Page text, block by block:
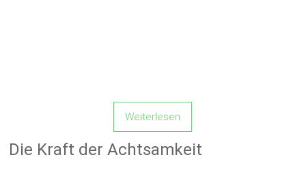
Weiterlesen
Die Kraft der Achtsamkeit